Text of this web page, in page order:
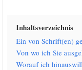
Inhalts­ver­zeich­nis
Ein von Schrift(en)
Von wo ich Sie
Wor­auf ich